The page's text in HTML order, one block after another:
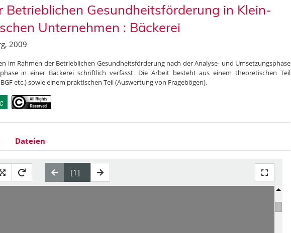
Betrieblichen Gesundheitsförderung in Klein-
Unternehmen : Bäckerei
2009
im Rahmen der Betrieblichen Gesundheitsförderung nach der Analyse- und Umsetzungsphase
in einer Bäckerei schriftlich verfasst. Die Arbeit besteht aus einem theoretischen Teil
etc.) sowie einem praktischen Teil (Auswertung von Fragebögen).
Dateien